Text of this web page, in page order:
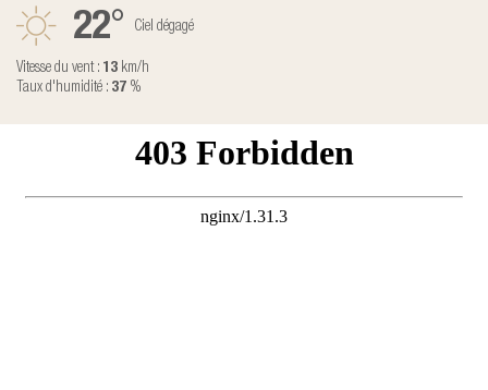
22° Ciel dégagé
Vitesse du vent : 13 km/h
Taux d'humidité : 37 %